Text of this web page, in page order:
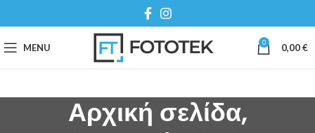
MENU 0 0,00€
Αρχική σελίδα,